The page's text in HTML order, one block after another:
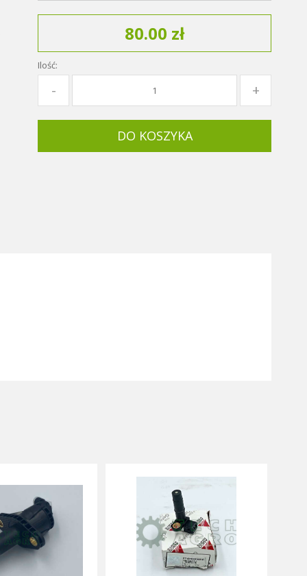
80.00 zł
Ilość:
DO KOSZYKA